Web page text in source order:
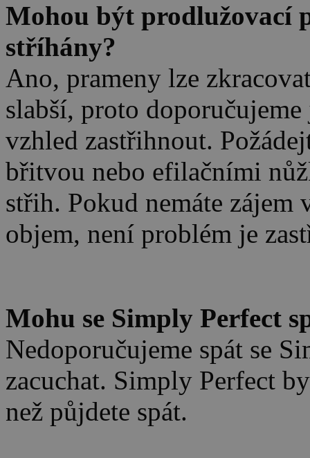
Mohou být prodlužovací
stříhány?
Ano, prameny lze
slabší, proto
vzhled zastřihnout.
břitvou nebo efilačními
střih. Pokud nemáte zájem
objem, není problém je
Mohu se Simply Perfect
Nedoporučujeme spát se
zacuchat. Simply Perfect
než půjdete spát.